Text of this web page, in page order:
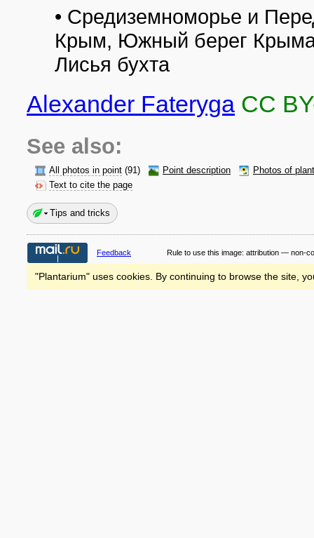
• Средиземноморье и
Крым, Южный берег
Лисья бухта
Alexander Fateryga CC
See also:
All photos in point (91) Point description
Photos of
Text to cite the page
Tips and tricks
Feedback Rule to use this image: attribution — non-
"Plantarium" uses cookies. By continuing to browse the site,